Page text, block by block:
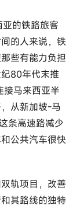
的铁路旅客
的人来说，铁
些有能力负担
80年代末推
接马来西亚半
从新加坡-马
条高速路减少
公共汽车很快
轨项目，改善
其路线的独特